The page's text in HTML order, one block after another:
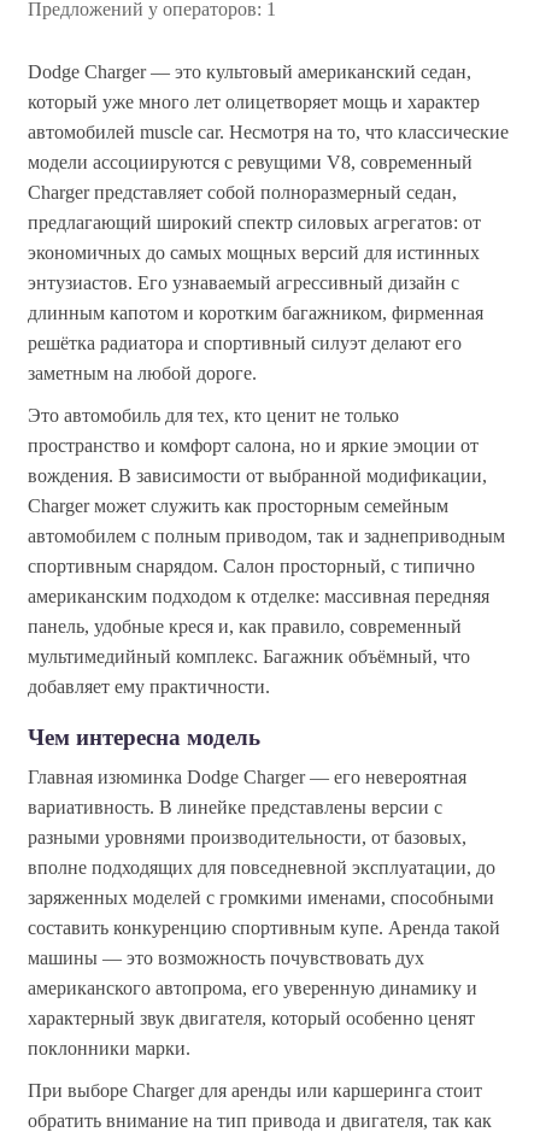
Предложений у операторов: 1
Dodge Charger — это культовый американский седан,
который уже много лет олицетворяет мощь и характер
автомобилей muscle car. Несмотря на то, что классические
модели ассоциируются с ревущими V8, современный
Charger представляет собой полноразмерный седан,
предлагающий широкий спектр силовых агрегатов: от
экономичных до самых мощных версий для истинных
энтузиастов. Его узнаваемый агрессивный дизайн с
длинным капотом и коротким багажником, фирменная
решётка радиатора и спортивный силуэт делают его
заметным на любой дороге.
Это автомобиль для тех, кто ценит не только
пространство и комфорт салона, но и яркие эмоции от
вождения. В зависимости от выбранной модификации,
Charger может служить как просторным семейным
автомобилем с полным приводом, так и заднеприводным
спортивным снарядом. Салон просторный, с типично
американским подходом к отделке: массивная передняя
панель, удобные креся и, как правило, современный
мультимедийный комплекс. Багажник объёмный, что
добавляет ему практичности.
Чем интересна модель
Главная изюминка Dodge Charger — его невероятная
вариативность. В линейке представлены версии с
разными уровнями производительности, от базовых,
вполне подходящих для повседневной эксплуатации, до
заряженных моделей с громкими именами, способными
составить конкуренцию спортивным купе. Аренда такой
машины — это возможность почувствовать дух
американского автопрома, его уверенную динамику и
характерный звук двигателя, который особенно ценят
поклонники марки.
При выборе Charger для аренды или каршеринга стоит
обратить внимание на тип привода и двигателя, так как